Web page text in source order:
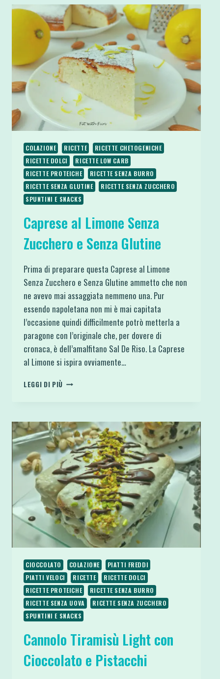
CORN
CARAMELLATI
PROTEICO
4
INGREDIENTI
COLAZIONE RICETTE
RICETTE CHETOGENICHE
RICETTE DOLCI
RICETTE LOW CARB
RICETTE PROTEICHE
RICETTE SENZA BURRO
RICETTE SENZA GLUTINE
RICETTE SENZA ZUCCHERO
SPUNTINI E SNACKS
Caprese al Limone Senza
Zucchero e Senza Glutine
Prima di preparare questa Caprese al Limone
Senza Zucchero e Senza Glutine ammetto che non
ne avevo mai assaggiata nemmeno una. Pur
essendo napoletana non mi è mai capitata
l’occasione quindi difficilmente potrò metterla a
paragone con l’originale che, per dovere di
cronaca, è dell’amalfitano Sal De Riso. La Caprese
al Limone si ispira ovviamente…
LEGGI DI PIÙ CAPRESE
ZUCCHERO
E
SENZA
GLUTINE
CIOCCOLATO COLAZIONE
PIATTI FREDDI
PIATTI VELOCI
RICETTE
RICETTE DOLCI
RICETTE PROTEICHE
RICETTE SENZA BURRO
RICETTE SENZA UOVA
RICETTE SENZA ZUCCHERO
SPUNTINI E SNACKS
Cannolo Tiramisù Light con
Cioccolato e Pistacchi